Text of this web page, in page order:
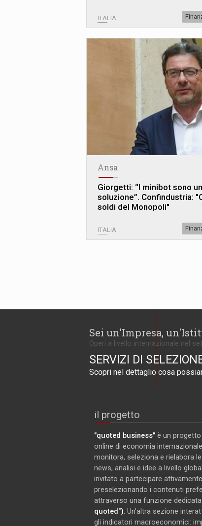
ITALIA
Ansa
Giorgetti: “I minibot sono
soluzione”. Confindustria:
soldi del Monopoli"
ITALIA
Sei un'Impresa,
Operi a livello internazionale nel
SERVIZI DI
Scopri nel dettaglio cosa
il progetto
"quoted business" è un
online di economia
monitora, seleziona e rielabora
news, analisi e idee a livello
invitato a partecipare attivamente
preselezionando i contenuti
attraverso una funzione dedicata
quoted"). Un'altra sezione
gli indicatori macroeconomici: